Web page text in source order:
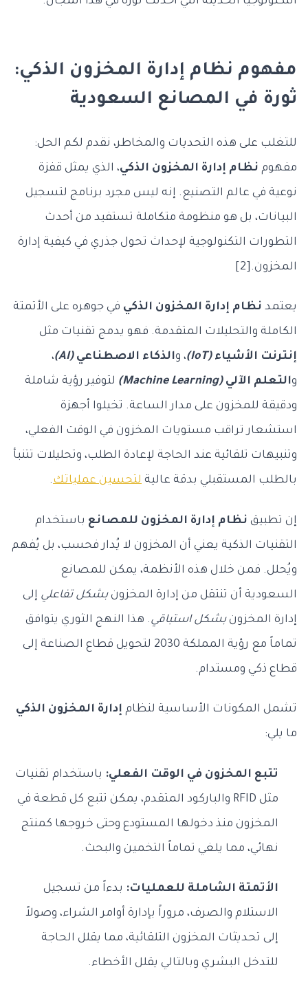
مفهوم نظام إدارة المخزون الذكي:
ثورة في المصانع السعودية
للتغلب على هذه التحديات والمخاطر، نقدم لكم الحل:
مفهوم نظام إدارة المخزون الذكي، الذي يمثل قفزة
نوعية في عالم التصنيع. إنه ليس مجرد برنامج لتسجيل
البيانات، بل هو منظومة متكاملة تستفيد من أحدث
التطورات التكنولوجية لإحداث تحول جذري في كيفية إدارة
المخزون.[2]
يعتمد نظام إدارة المخزون الذكي في جوهره على الأتمتة
الكاملة والتحليلات المتقدمة. فهو يدمج تقنيات مثل
إنترنت الأشياء(IoT) ، والذكاء الاصطناعي(AI)
،
والتعلم الآلي(Machine Learning)
لتوفير رؤية شاملة
ودقيقة للمخزون على مدار الساعة. تخيلوا أجهزة
استشعار تراقب مستويات المخزون في الوقت الفعلي،
وتنبيهات تلقائية عند الحاجة لإعادة الطلب، وتحليلات تتنبأ
بالطلب المستقبلي بدقة عالية لتحسين عملياتك.
إن تطبيق نظام إدارة المخزون للمصانع باستخدام
التقنيات الذكية يعني أن المخزون لا يُدار فحسب، بل يُفهم
ويُحلل. فمن خلال هذه الأنظمة، يمكن للمصانع
السعودية أن تنتقل من إدارة المخزونبشكل تفاعلي إلى
إدارة المخزونبشكل استباقي. هذا النهج الثوري يتوافق
تماماً مع رؤية المملكة 2030 لتحويل قطاع الصناعة إلى
قطاع ذكي ومستدام.
تشمل المكونات الأساسية لنظام إدارة المخزون الذكي
ما يلي:
تتبع المخزون في الوقت الفعلي: باستخدام تقنيات
مثل RFID والباركود المتقدم، يمكن تتبع كل قطعة في
المخزون منذ دخولها المستودع وحتى خروجها كمنتج
نهائي، مما يلغي تماماً التخمين والبحث.
الأتمتة الشاملة للعمليات: بدءاً من تسجيل
الاستلام والصرف، مروراً بإدارة أوامر الشراء، وصولاً
إلى تحديثات المخزون التلقائية، مما يقلل الحاجة
للتدخل البشري وبالتالي يقلل الأخطاء.